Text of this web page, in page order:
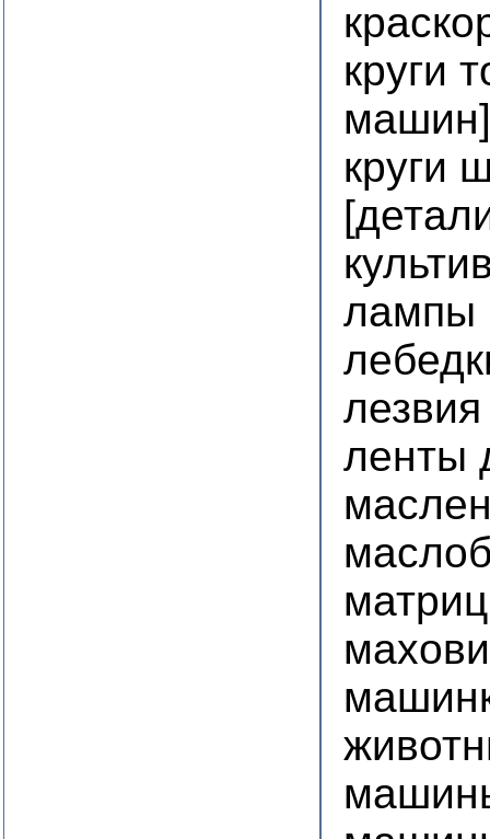
круги
машин]
круги
лампы
ленты